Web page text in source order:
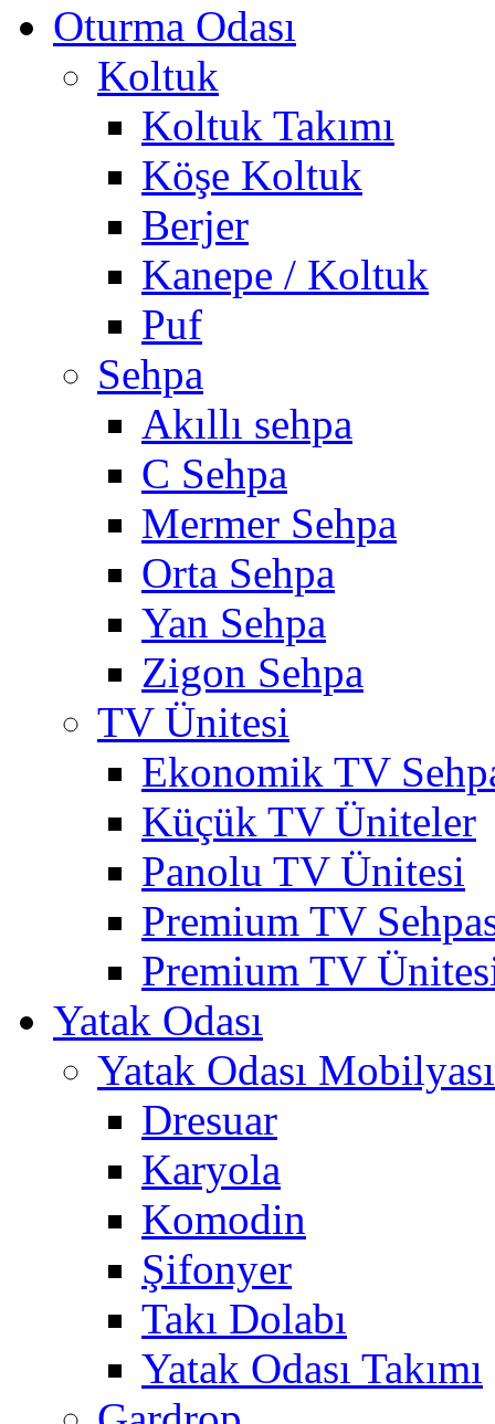
Oturma Odası
Koltuk
Koltuk Takımı
Köşe Koltuk
Berjer
Kanepe / Koltuk
Puf
Sehpa
Akıllı sehpa
C Sehpa
Mermer Sehpa
Orta Sehpa
Yan Sehpa
Zigon Sehpa
TV Ünitesi
Ekonomik TV
Küçük TV Üniteler
Panolu TV Ünitesi
Premium TV
Premium TV
Yatak Odası
Yatak Odası Mobilyası
Dresuar
Karyola
Komodin
Şifonyer
Takı Dolabı
Yatak Odası Takımı